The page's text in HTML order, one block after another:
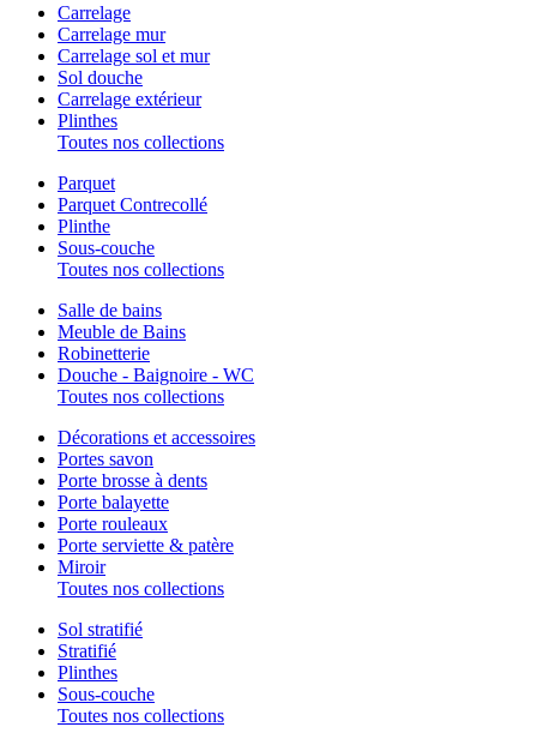
Carrelage
Carrelage mur
Carrelage sol et mur
Sol douche
Carrelage extérieur
Plinthes
Toutes nos collections
Parquet
Parquet Contrecollé
Plinthe
Sous-couche
Toutes nos collections
Salle de bains
Meuble de Bains
Robinetterie
Douche - Baignoire - WC
Toutes nos collections
Décorations et accessoires
Portes savon
Porte brosse à dents
Porte balayette
Porte rouleaux
Porte serviette & patère
Miroir
Toutes nos collections
Sol stratifié
Stratifié
Plinthes
Sous-couche
Toutes nos collections